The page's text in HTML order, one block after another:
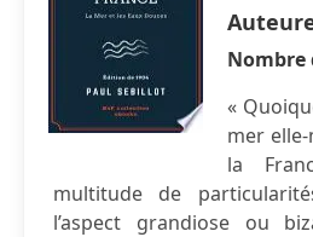
Nombre
«
mer
la
multitude de
l’aspect grandiose ou